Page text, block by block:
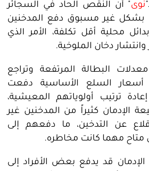
نوى " أن النقص الحاد في السجائر
بشكل غير مسبوق دفع المدخنين
محلية أقل تكلفة، الأمر الذي
دخان الملوخية.
البطالة المرتفعة وتراجع
أسعار السلع الأساسية دفعت
ترتيب أولوياتهم المعيشية،
الإدمان كثيراً من المدخنين غير
عن التدخين، ما دفعهم إلى
متاح مهما كانت مخاطره.
قد يدفع بعض الأفراد إلى